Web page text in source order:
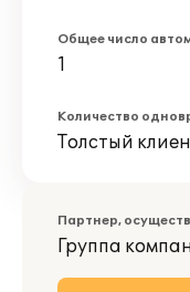
Общее число
1
Количество
Толстый
Партнер,
Группа